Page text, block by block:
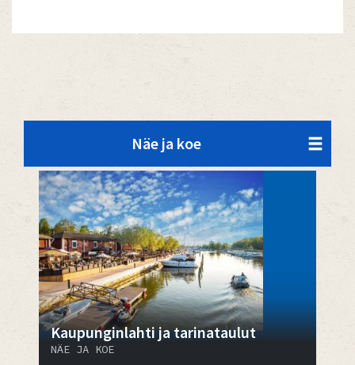
Näe ja koe
Kaupunginlahti ja tarinataulut
NÄE JA KOE